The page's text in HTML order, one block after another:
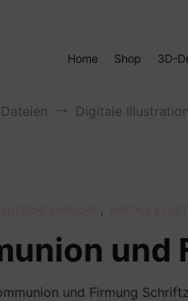
Home
Shop 3D-
Digitale
,
und
und Firmung